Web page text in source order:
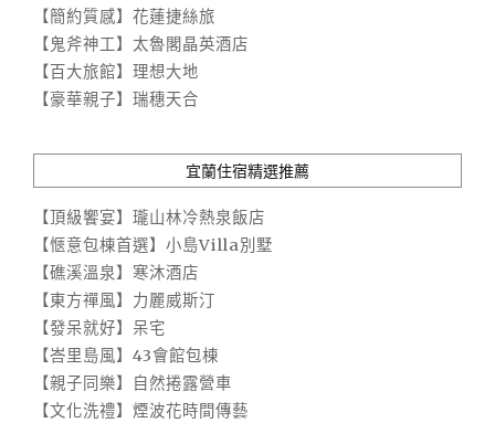
【簡約質感】花蓮捷絲旅
【鬼斧神工】太魯閣晶英酒店
【百大旅館】理想大地
【豪華親子】瑞穗天合
宜蘭住宿精選推薦
【頂級饗宴】瓏山林冷熱泉飯店
【愜意包棟首選】小島Villa別墅
【礁溪溫泉】寒沐酒店
【東方禪風】力麗威斯汀
【發呆就好】呆宅
【峇里島風】43會館包棟
【親子同樂】自然捲露營車
【文化洗禮】煙波花時間傳藝